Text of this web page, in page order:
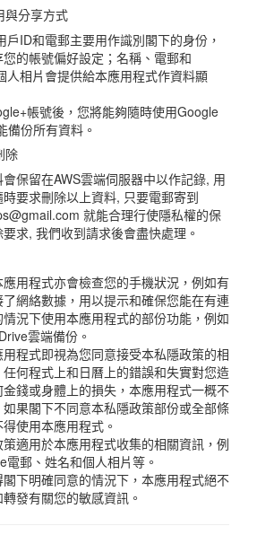
與分享方式
戶ID和電郵主要用作識別閣下的身份，
的帳號偏好設定；名稱、電郵和
人相片會提供給本應用程式作資料顯
帳號後，您將能夠隨時使用Google
備份所有資料。
除
會保留在AWS雲端伺服器中以作記錄, 用
時要求刪除以上資料, 只要電郵寄到
就能合理行使隱私權的保
求, 我們收到請求後會盡快處理。
應用程式亦會檢查您的手機狀況，例如有
網絡數據，用以提示和確保您能在有連
況下使用本應用程式的部份功能，例如
雲端備份。
程式即視為您同意接受本私隱政策的相
任何程式上和日曆上的錯誤和失實對您造
金錢或身體上的損失，本應用程式一概不
如果閣下不同意本私隱政策部份或全部條
使用本應用程式。
適用於本應用程式收集的相關資訊，例
電郵、姓名和個人相片等。
下明確同意的情況下，本應用程式絕不
發有關您的敏感資訊。